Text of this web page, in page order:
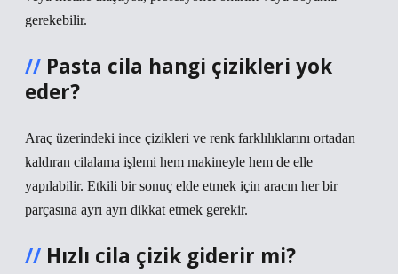
gerekebilir.
Pasta cila hangi çizikleri yok
eder?
Araç üzerindeki ince çizikleri ve renk farklılıklarını ortadan
kaldıran cilalama işlemi hem makineyle hem de elle
yapılabilir. Etkili bir sonuç elde etmek için aracın her bir
parçasına ayrı ayrı dikkat etmek gerekir.
Hızlı cila çizik giderir mi?